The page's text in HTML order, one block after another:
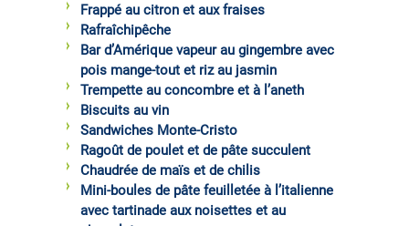
Frappé au citron et aux fraises
Rafraîchipêche
Bar d’Amérique vapeur au gingembre avec
pois mange-tout et riz au jasmin
Trempette au concombre et à l’aneth
Biscuits au vin
Sandwiches Monte-Cristo
Ragoût de poulet et de pâte succulent
Chaudrée de maïs et de chilis
Mini-boules de pâte feuilletée à l’italienne
avec tartinade aux noisettes et au